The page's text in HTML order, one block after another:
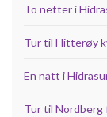
To netter i
Tur til Hitterøy
En natt i
Tur til Nordberg